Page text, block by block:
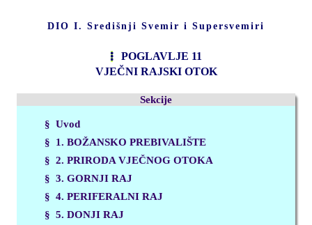
DIO I. Središnji Svemir i Supersvemiri
POGLAVLJE 11
VJEČNI RAJSKI OTOK
Sekcije
§ Uvod
§ 1. BOŽANSKO PREBIVALIŠTE
§ 2. PRIRODA VJEČNOG OTOKA
§ 3. GORNJI RAJ
§ 4. PERIFERALNI RAJ
§ 5. DONJI RAJ